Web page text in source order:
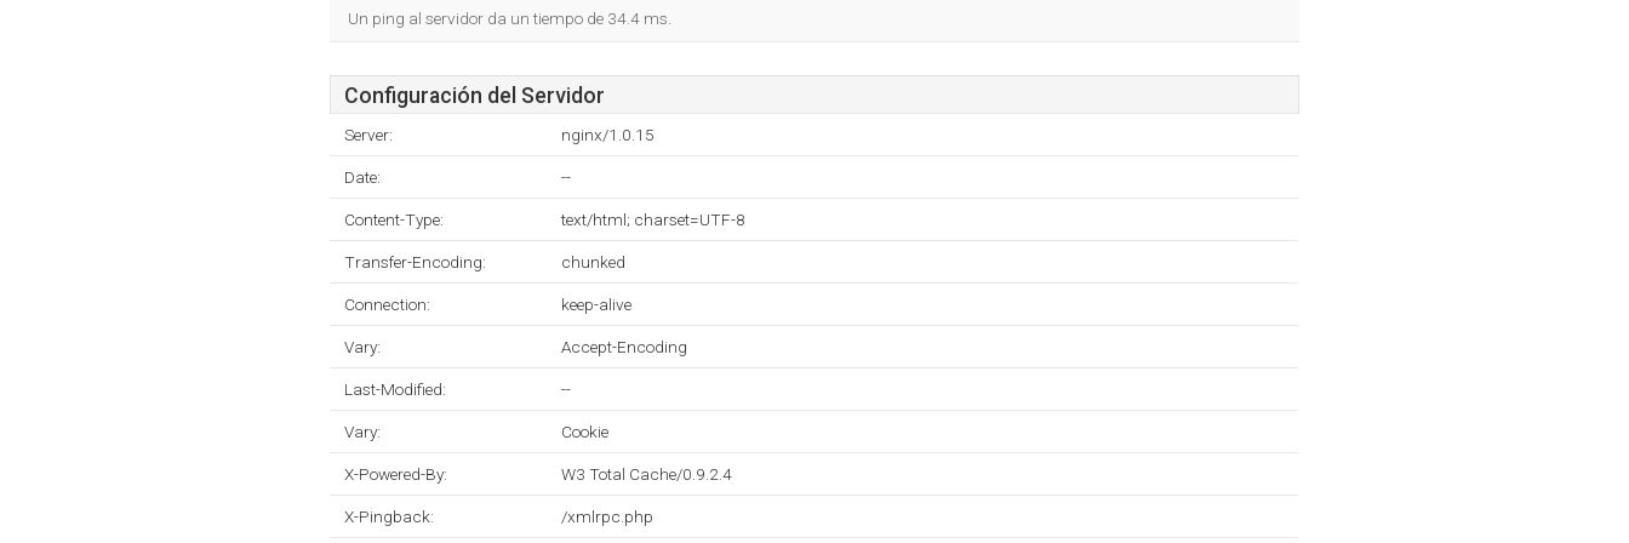
Un ping al servidor da un tiempo de 34.4 ms.
Configuración del Servidor
Server: nginx/1.0.15
Date: --
Content-Type: text/html; charset=UTF-8
Transfer-Encoding: chunked
Connection: keep-alive
Vary: Accept-Encoding
Last-Modified: --
Vary: Cookie
X-Powered-By: W3 Total Cache/0.9.2.4
X-Pingback: /xmlrpc.php